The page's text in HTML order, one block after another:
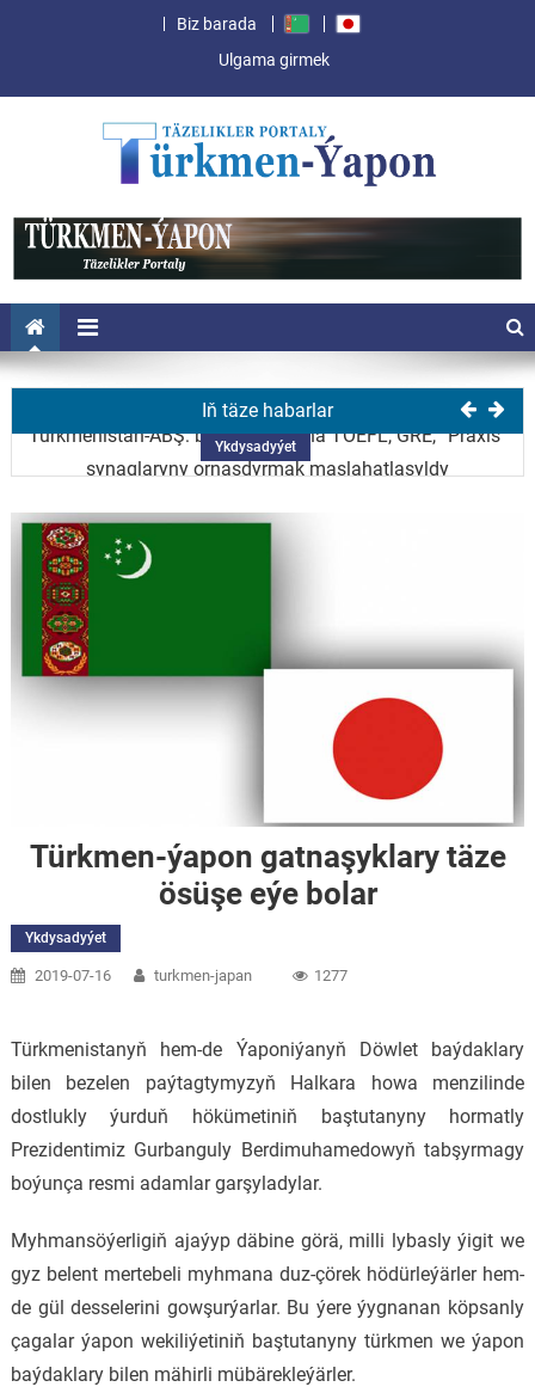
Biz barada
Ulgama girmek
Iň täze habarlar
Ykdysadyýet
Türkmenistanyň Prezidenti ABŞ-nyň Prezidentini
Ykdysadyýet
Türkmenistan-ABŞ: bilim ulgamyna TOEFL, GRE, “Praxis”
synaglaryny ornaşdyrmak maslahatlaşyldy
Ykdysadyýet
baýraga mynasyp boldy
Gazagystanyň Prezidenti Serdar Berdimuhamedowy
Astanada geçiriljek sammite gatnaşmaga çagyrdy
Türkmenistanyň Prezidenti ABŞ-nyň Prezidentini
Garaşsyzlyk güni bilen gutlady
Ykdysadyýet
Aşgabatda türkmen-hytaý ylmy-innowasion forumy geçiriler
Türkmen-ýapon gatnaşyklary täze
ösüşe eýe bolar
Ykdysadyýet
2019-07-16 turkmen-japan 1277
Türkmenistanyň hem-de Ýaponiýanyň Döwlet baýdaklary
bilen bezelen paýtagtymyzyň Halkara howa menzilinde
dostlukly ýurduň hökümetiniň baştutanyny hormatly
Prezidentimiz Gurbanguly Berdimuhamedowyň tabşyrmagy
boýunça resmi adamlar garşyladylar.
Myhmansöýerligiň ajaýyp däbine görä, milli lybasly ýigit we
gyz belent mertebeli myhmana duz-çörek hödürleýärler hem-
de gül desselerini gowşurýarlar. Bu ýere ýygnanan köpsanly
çagalar ýapon wekiliýetiniň baştutanyny türkmen we ýapon
baýdaklary bilen mähirli mübärekleýärler.